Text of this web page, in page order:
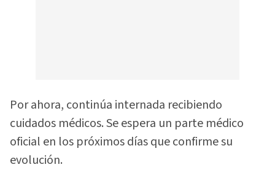
Por ahora, continúa internada recibiendo
cuidados médicos. Se espera un parte médico
oficial en los próximos días que confirme su
evolución.